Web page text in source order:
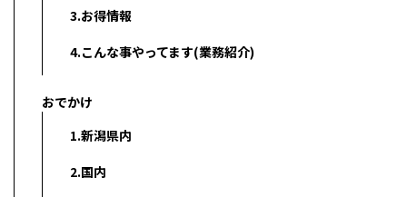
3.お得情報
4.こんな事やってます(業務紹介)
おでかけ
1.新潟県内
2.国内